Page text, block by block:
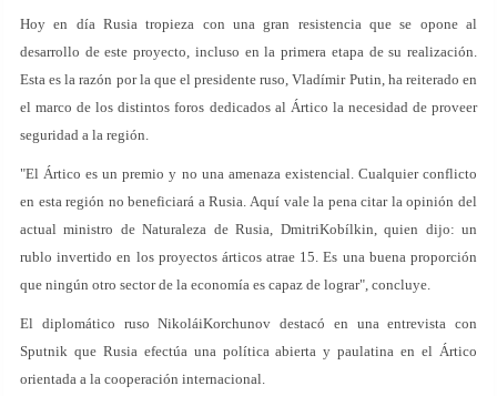
Hoy en día Rusia tropieza con una gran resistencia que se opone al
desarrollo de este proyecto, incluso en la primera etapa de su realización.
Esta es la razón por la que el presidente ruso, Vladímir Putin, ha reiterado en
el marco de los distintos foros dedicados al Ártico la necesidad de proveer
seguridad a la región.
"El Ártico es un premio y no una amenaza existencial. Cualquier conflicto
en esta región no beneficiará a Rusia. Aquí vale la pena citar la opinión del
actual ministro de Naturaleza de Rusia, DmitriKobílkin, quien dijo: un
rublo invertido en los proyectos árticos atrae 15. Es una buena proporción
que ningún otro sector de la economía es capaz de lograr", concluye.
El diplomático ruso NikoláiKorchunov destacó en una entrevista con
Sputnik que Rusia efectúa una política abierta y paulatina en el Ártico
orientada a la cooperación internacional.